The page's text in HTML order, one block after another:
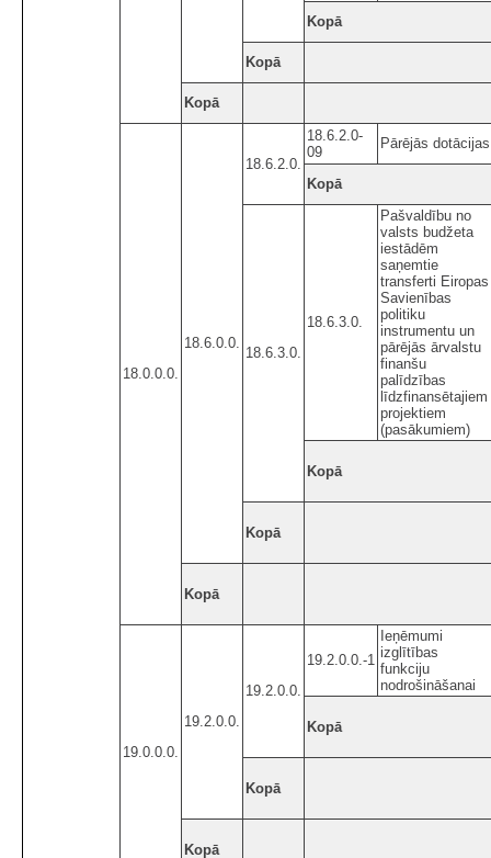
Kopā
Kopā
Kopā
18.0.0.0.
18.6.0.0.
18.6.2.0.
18.6.2.0-
09
Pārējās dotācijas
Kopā
18.6.3.0.
18.6.3.0.
Pašvaldību no
valsts budžeta
iestādēm
saņemtie
transferti Eiropas
Savienības
politiku
instrumentu un
pārējās ārvalstu
finanšu
palīdzības
līdzfinansētajiem
projektiem
(pasākumiem)
Kopā
Kopā
Kopā
19.0.0.0.
19.2.0.0.
19.2.0.0.
19.2.0.0.-1
Ieņēmumi
izglītības
funkciju
nodrošināšanai
Kopā
Kopā
Kopā